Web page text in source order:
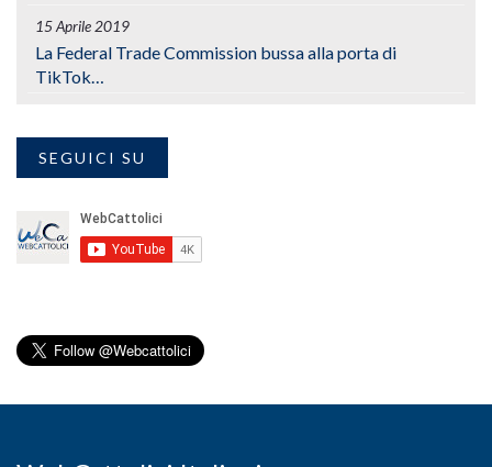
15 Aprile 2019
La Federal Trade Commission bussa alla porta di
TikTok…
SEGUICI SU